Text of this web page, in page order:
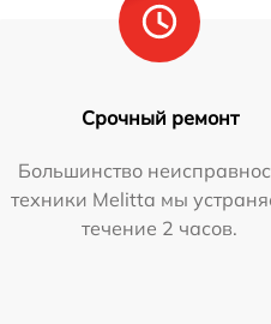
Срочный ремонт
Большинство
техники Melitta мы
течение 2 часов.